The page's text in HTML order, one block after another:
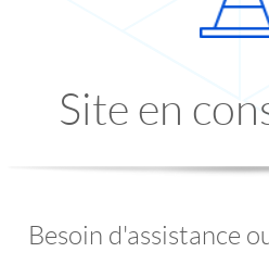
Site en
Besoin d'assistance